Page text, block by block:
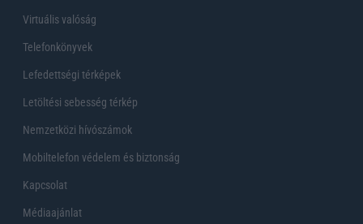
Virtuális valóság
Telefonkönyvek
Lefedettségi térképek
Letöltési sebesség térkép
Nemzetközi hívószámok
Mobiltelefon védelem és biztonság
Kapcsolat
Médiaajánlat